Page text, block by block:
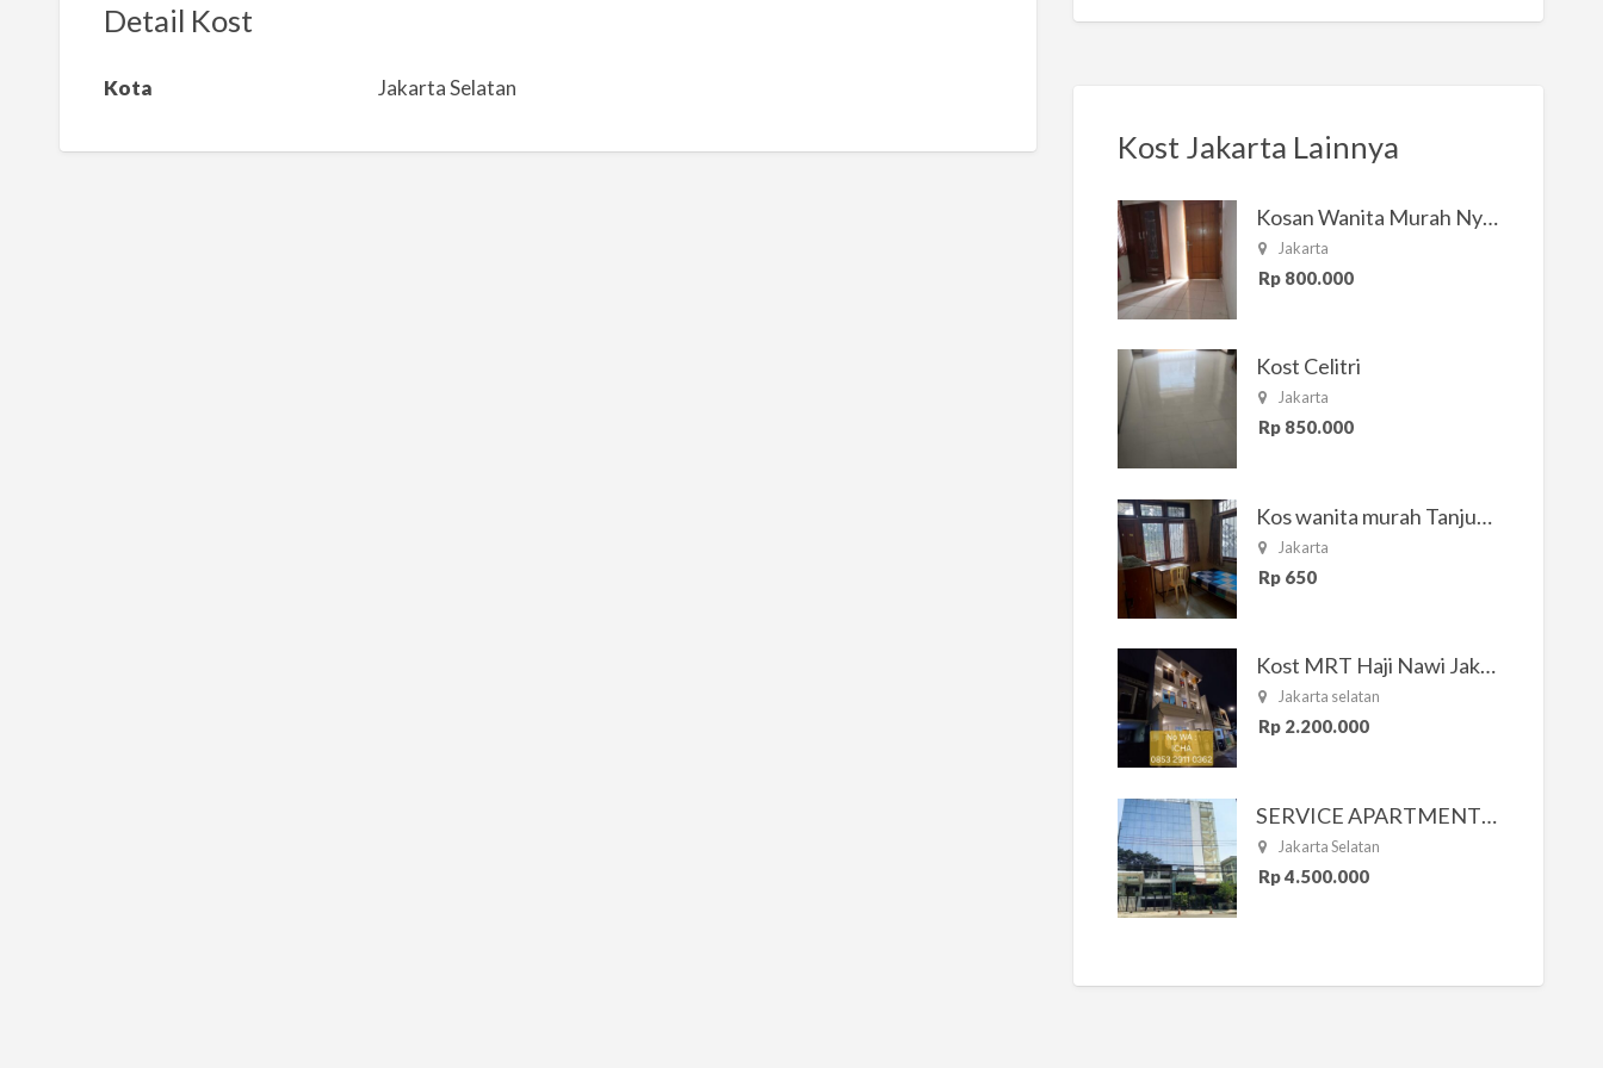
a
m
Detail Kost
Kota Jakarta Selatan
Kost Jakarta Lainnya
Kosan Wanita Murah Nyaman di Jakarta Selatan
Jakarta
Rp 800.000
Kost Celitri
Jakarta
Rp 850.000
Kos wanita murah Tanjung Duren Jakarta Barat
Jakarta
Rp 650
Kost MRT Haji Nawi Jakarta Selatan
Jakarta selatan
Rp 2.200.000
SERVICE APARTMENT SOUTH RESIDENCE
Jakarta Selatan
Rp 4.500.000